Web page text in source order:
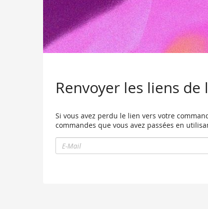
Renvoyer les liens
Si vous avez perdu le lien vers votre
commandes que vous avez passées en
E-
Mail